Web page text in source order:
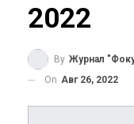
2022
By Журнал "Фокус
On Авг 26, 2022